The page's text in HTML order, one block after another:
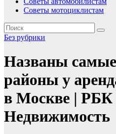
Советы мотоциклистам
Без рубрики
Названы
районы у
в Москве | РБК
Недвижимость